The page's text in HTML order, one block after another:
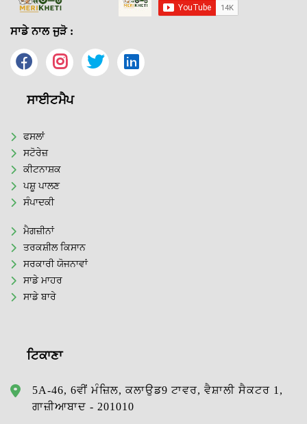
ਸਾਡੇ ਨਾਲ ਜੁੜੋ :
ਸਾਈਟਮੈਪ
ਫਸਲਾਂ
ਸਟੋਰੇਜ਼
ਕੀਟਨਾਸ਼ਕ
ਪਸ਼ੂ ਪਾਲਣ
ਸੰਪਾਦਕੀ
ਮੈਗਜ਼ੀਨਾਂ
ਤਰਕਸ਼ੀਲ ਕਿਸਾਨ
ਸਰਕਾਰੀ ਯੋਜਨਾਵਾਂ
ਸਾਡੇ ਮਾਹਰ
ਸਾਡੇ ਬਾਰੇ
ਟਿਕਾਣਾ
5A-46, 6ਵੀਂ ਮੰਜ਼ਿਲ, ਕਲਾਉਡ9 ਟਾਵਰ, ਵੈਸ਼ਾਲੀ ਸੈਕਟਰ 1,
ਗਾਜ਼ੀਆਬਾਦ - 201010